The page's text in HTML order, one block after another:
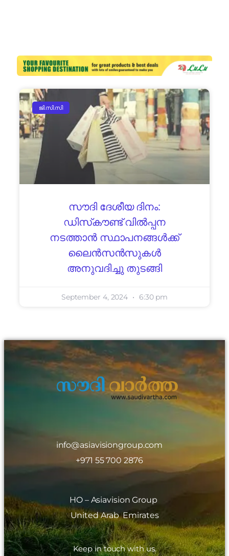
ജി.സി.സി
സൗദി ദേശീയ ദിനം:
ഡിസ്‌കൗണ്ട് വിൽപ്പന
നടത്താൻ സ്ഥാപനങ്ങൾക്ക്
ലൈൻസൻസുകൾ
അനുവദിച്ചു തുടങ്ങി
September 4, 2024 6:30 pm
info@asiavisiongroup.com
+971 55 700 2876
HO – Asiavision Group
United Arab Emirates
Keep in touch with us.